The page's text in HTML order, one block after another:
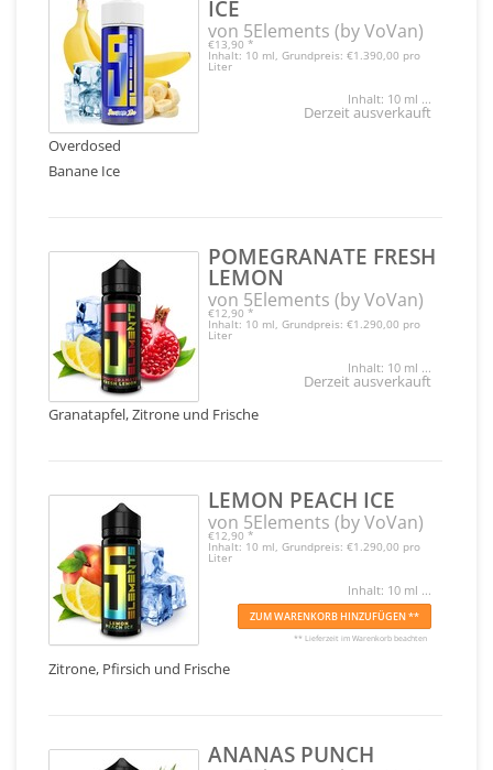
ICE
von 5Elements (by VoVan)
€13,90 *
Inhalt: 10 ml, Grundpreis: €1.390,00 pro
Liter
Inhalt: 10 ml ...
Derzeit ausverkauft
Overdosed
Banane Ice
POMEGRANATE FRESH
LEMON
von 5Elements (by VoVan)
€12,90 *
Inhalt: 10 ml, Grundpreis: €1.290,00 pro
Liter
Inhalt: 10 ml ...
Derzeit ausverkauft
Granatapfel, Zitrone und Frische
LEMON PEACH ICE
von 5Elements (by VoVan)
€12,90 *
Inhalt: 10 ml, Grundpreis: €1.290,00 pro
Liter
Inhalt: 10 ml ...
ZUM WARENKORB HINZUFÜGEN **
** Lieferzeit im Warenkorb beachten
Zitrone, Pfirsich und Frische
ANANAS PUNCH